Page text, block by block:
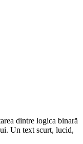
dintre logica binară
Un text scurt, lucid,